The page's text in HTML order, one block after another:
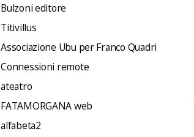
Bulzoni editore
Titivillus
Associazione Ubu per Franco Quadri
Connessioni remote
ateatro
FATAMORGANA web
alfabeta2